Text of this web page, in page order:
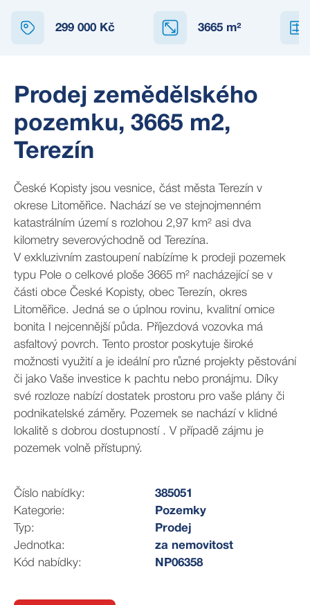
299 000 Kč 3665 m²
Prodej zemědělského
pozemku, 3665 m2,
Terezín
České Kopisty jsou vesnice, část města Terezín v
okrese Litoměřice. Nachází se ve stejnojmenném
katastrálním území s rozlohou 2,97 km² asi dva
kilometry severovýchodně od Terezína.
V exkluzivním zastoupení nabízíme k prodeji pozemek
typu Pole o celkové ploše 3665 m² nacházející se v
části obce České Kopisty, obec Terezín, okres
Litoměřice. Jedná se o úplnou rovinu, kvalitní ornice
bonita I nejcennější půda. Příjezdová vozovka má
asfaltový povrch. Tento prostor poskytuje široké
možnosti využití a je ideální pro různé projekty pěstování
či jako Vaše investice k pachtu nebo pronájmu. Díky
své rozloze nabízí dostatek prostoru pro vaše plány či
podnikatelské záměry. Pozemek se nachází v klidné
lokalitě s dobrou dostupností . V případě zájmu je
pozemek volně přístupný.
Číslo nabídky:
385051
Kategorie:
Pozemky
Typ:
Prodej
Jednotka:
za nemovitost
Kód nabídky:
NP06358